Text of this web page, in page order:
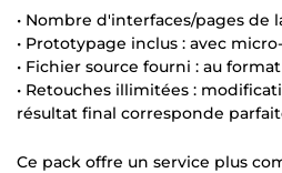
• Nombre d'interfaces/pages de
• Prototypage inclus : avec
• Fichier source fourni : au
• Retouches illimitées :
résultat final corresponde
Ce pack offre un service plus